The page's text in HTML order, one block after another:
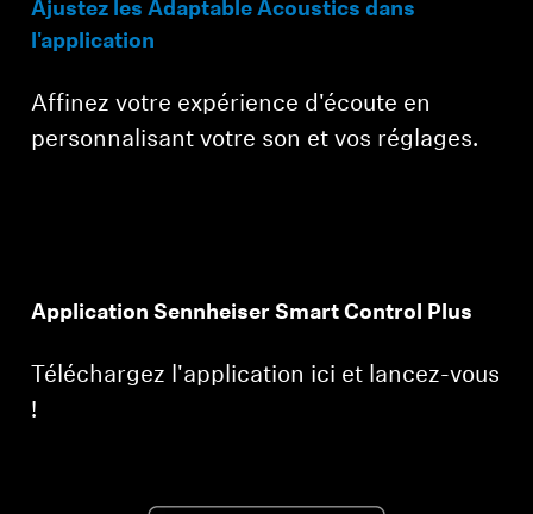
Ajustez les Adaptable Acoustics dans
l'application
Affinez votre expérience d'écoute en
personnalisant votre son et vos réglages.
Application Sennheiser Smart Control Plus
Téléchargez l'application ici et lancez-vous
!